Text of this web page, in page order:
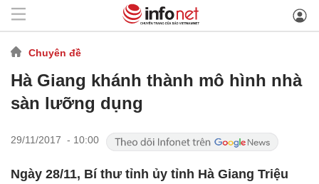
Chuyên đề
Hà Giang khánh thành mô hình nhà
sàn lưỡng dụng
29/11/2017 - 10:00
Ngày 28/11, Bí thư tỉnh ủy tỉnh Hà Giang Triệu